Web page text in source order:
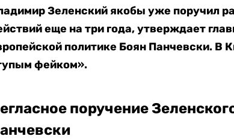
Зеленский якобы уже поручил
еще на три года, утверждает
политике Боян Панчевски. В
фейком».
поручение